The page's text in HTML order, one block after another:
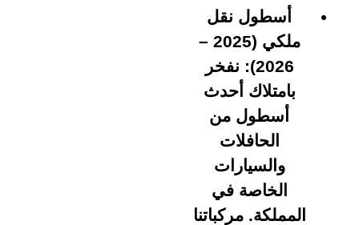
أسطول نقل
ملكي (2025 –
2026):
نفخر
بامتلاك أحدث
أسطول من
الحافلات
والسيارات
الخاصة في
المملكة. مركباتنا